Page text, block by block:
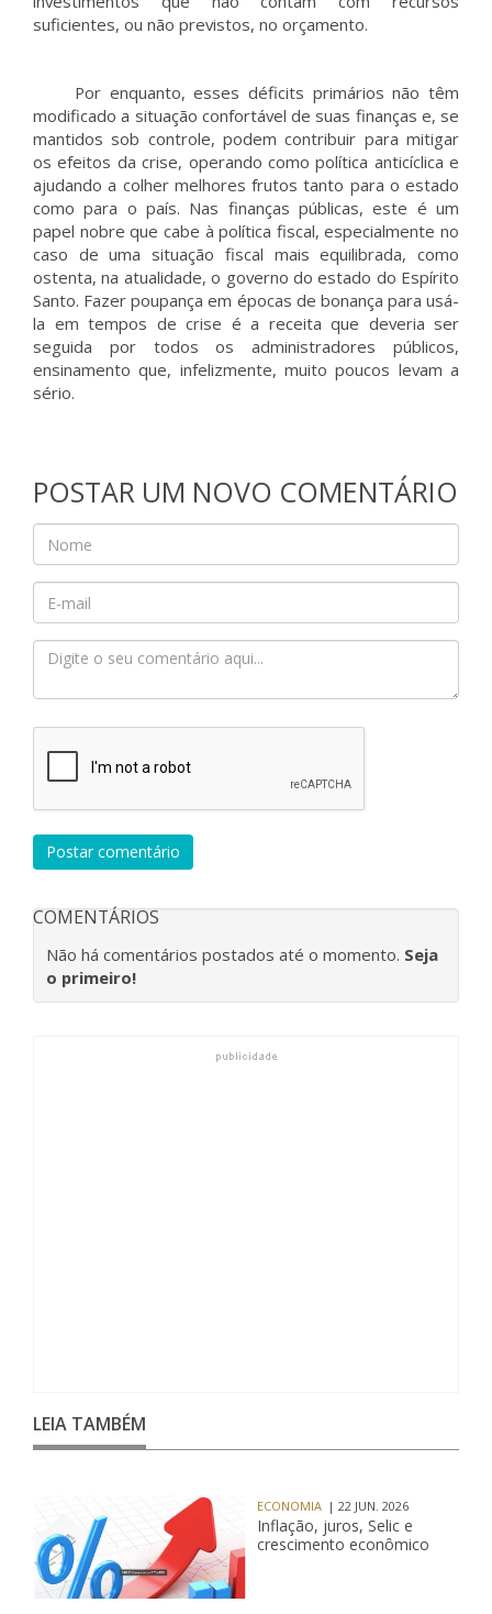
suficientes, ou não previstos, no orçamento.
Por enquanto, esses déficits primários não têm
modificado a situação confortável de suas finanças e, se
mantidos sob controle, podem contribuir para mitigar
os efeitos da crise, operando como política anticíclica e
ajudando a colher melhores frutos tanto para o estado
como para o país. Nas finanças públicas, este é um
papel nobre que cabe à política fiscal, especialmente no
caso de uma situação fiscal mais equilibrada, como
ostenta, na atualidade, o governo do estado do Espírito
Santo. Fazer poupança em épocas de bonança para usá-
la em tempos de crise é a receita que deveria ser
seguida por todos os administradores públicos,
ensinamento que, infelizmente, muito poucos levam a
sério.
POSTAR UM NOVO COMENTÁRIO
Postar comentário
COMENTÁRIOS
Não há comentários postados até o momento. Seja
o primeiro!
LEIA TAMBÉM
ECONOMIA | 22 JUN. 2026
Inflação, juros, Selic e
crescimento econômico